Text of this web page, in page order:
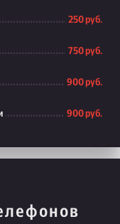
250 руб.
750 руб.
900 руб.
900 руб.